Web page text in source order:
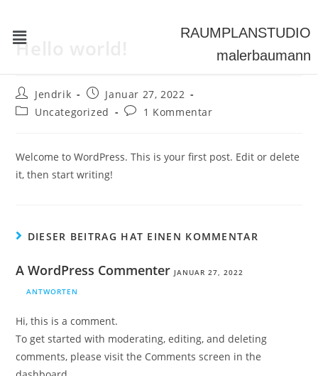
RAUMPLANSTUDIO
malerbaumann
Hello world!
Jendrik
Januar 27, 2022
Uncategorized
1 Kommentar
Welcome to WordPress. This is your first post. Edit or delete
it, then start writing!
DIESER BEITRAG HAT EINEN KOMMENTAR
A WordPress Commenter JANUAR 27, 2022
ANTWORTEN
Hi, this is a comment.
To get started with moderating, editing, and deleting
comments, please visit the Comments screen in the